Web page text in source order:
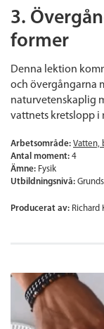
3.
former
Denna lektion
och övergångarna
naturvetenskaplig
vattnets kretslopp i
Arbetsområde: Vatten,
Antal moment: 4
Ämne: Fysik
Utbildningsnivå:
Producerat av: Richard